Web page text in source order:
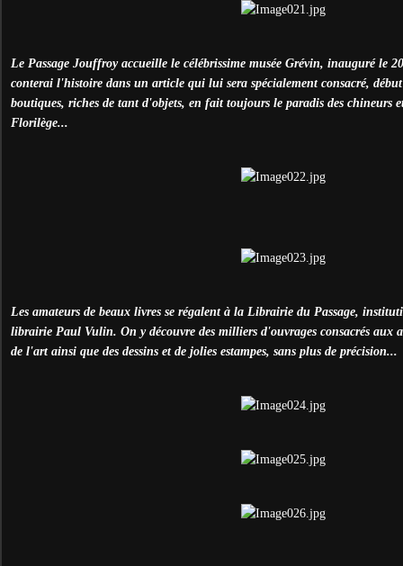
Le Passage Jouffroy accueille le célébrissime musée Grévin, inauguré le
conterai l'histoire dans un article qui lui sera spécialement consacré, début
boutiques, riches de tant d'objets, en fait toujours le paradis des chineurs
Florilège...
Les amateurs de beaux livres se régalent à la Librairie du Passage,
librairie Paul Vulin. On y découvre des milliers d'ouvrages consacrés aux
de l'art ainsi que des dessins et de jolies estampes, sans plus de précision...